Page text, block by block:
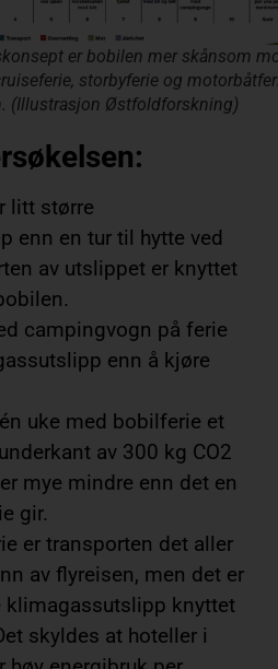
er bobilen mer skånsom
storbyferie og
(Illustrasjon Østfoldforskning)
litt større
enn en tur til hytte ved
av utslippet er knyttet
campingvogn på ferie
enn å kjøre
uke med bobilferie et
av 300 kg CO2
mye mindre enn det en
gir.
er transporten det aller
av flyreisen, men det er
klimagassutslipp knyttet
skyldes at hoteller i